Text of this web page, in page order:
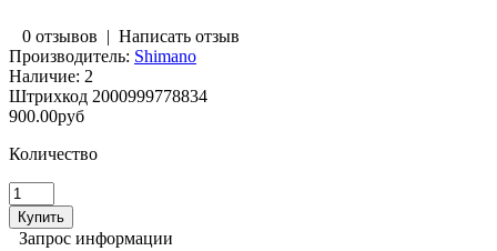
0 отзывов | Написать отзыв
Производитель: Shimano
Наличие: 2
Штрихкод 2000999778834
900.00руб
Количество
Запрос информации